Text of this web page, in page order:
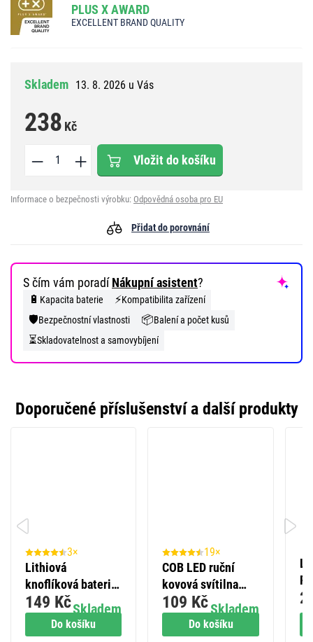
PLUS X AWARD
EXCELLENT BRAND QUALITY
Skladem 13. 8. 2026 u Vás
238 Kč
Vložit do košíku
Informace o bezpečnosti výrobku: Odpovědná osoba pro EU
Přidat do porovnání
S čím vám poradíNákupní asistent?
🔋 Kapacita baterie ⚡Kompatibilita zařízení
🛡️Bezpečnostní vlastnosti 📦Balení a počet kusů
⏳Skladovatelnost a samovybíjení
Doporučené příslušenství a další produkty
Do košíku
3×
Lithiová
knoflíková baterie
GP Ultra Plus
CR2032, 4 ks
Skladem
149 Kč
Do košíku
19×
COB LED ruční
kovová svítilna
P3894, 100 lm, 3x
AAA
Skladem
109 Kč 2